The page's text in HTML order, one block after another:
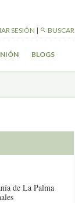
SESIÓN | BUSCAR
BLOGS
de La Palma